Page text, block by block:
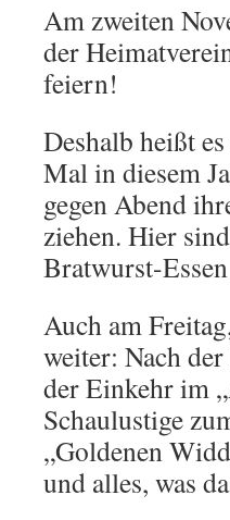
Am zweiten
der
feiern!
Deshalb heißt
Mal in diesem
gegen Abend
ziehen. Hier
Bratwurst-
Auch am
weiter: Nach
der Einkehr im
Schaulustige
„Goldenen
und alles, was